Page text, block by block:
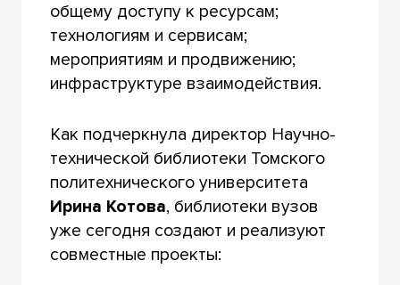
общему доступу к ресурсам;
технологиям и сервисам;
мероприятиям и продвижению;
инфраструктуре взаимодействия.
Как подчеркнула директор Научно-
технической библиотеки Томского
политехнического университета
Ирина Котова, библиотеки вузов
уже сегодня создают и реализуют
совместные проекты: